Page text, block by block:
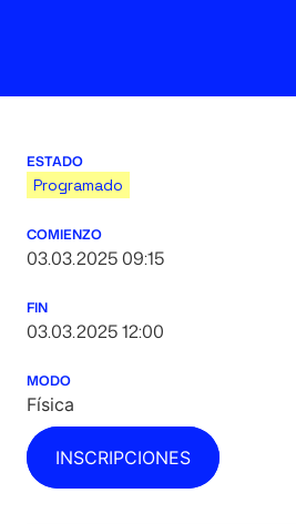
ESTADO
Programado
COMIENZO
03.03.2025 09:15
FIN
03.03.2025 12:00
MODO
Física
INSCRIPCIONES